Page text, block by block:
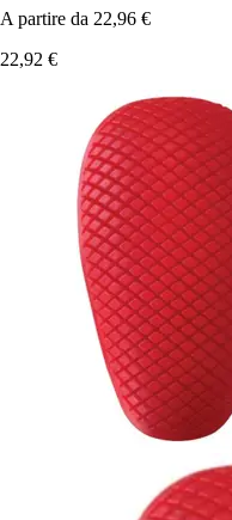
A partire da 22,96 €
22,92 €